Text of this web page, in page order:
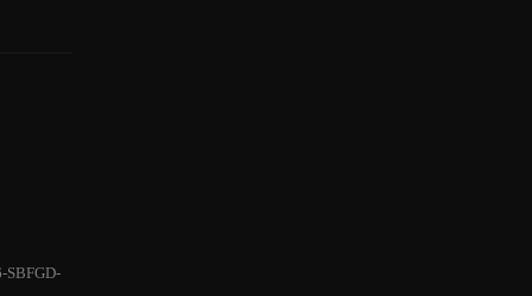
SBFGD-